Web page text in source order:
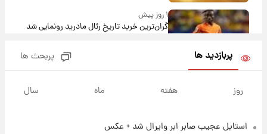
۱ روز پیش
گران‌ترین خرید تاریخ رئال مادرید رونمایی شد
روزها پربارش‌تر خواهند بود؟
۱ روز پیش
پربازدید ها پربحث ها
روز هفته ماه سال
استایل عجیب صابر ابر وایرال شد + عکس